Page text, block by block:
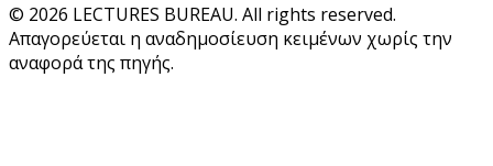
© 2026 LECTURES BUREAU. All rights reserved.
Απαγορεύεται η αναδημοσίευση κειμένων χωρίς την
αναφορά της πηγής.